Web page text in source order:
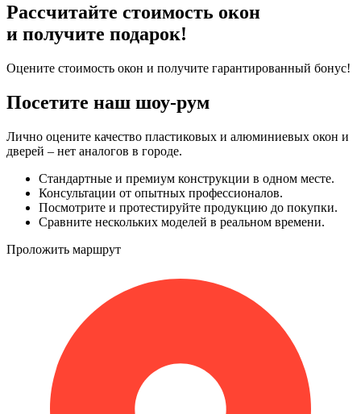
Рассчитайте стоимость окон
и получите подарок!
Оцените стоимость окон и получите гарантированный бонус!
Посетите наш шоу-рум
Лично оцените качество пластиковых и алюминиевых окон и
дверей – нет аналогов в городе.
Стандартные и премиум конструкции в одном месте.
Консультации от опытных профессионалов.
Посмотрите и протестируйте продукцию до покупки.
Сравните нескольких моделей в реальном времени.
Проложить маршрут